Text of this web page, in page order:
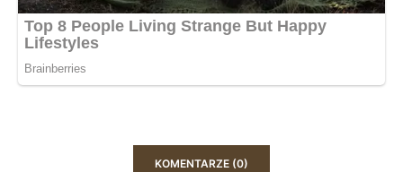
KOMENTARZE (0)